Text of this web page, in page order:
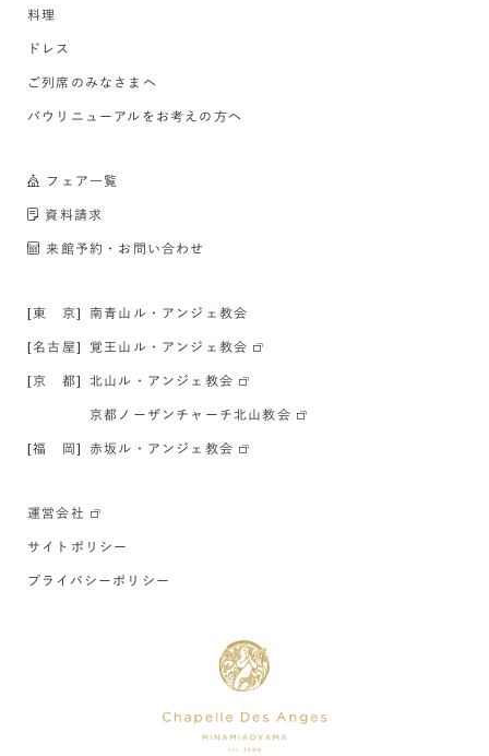
料理
ドレス
ご列席のみなさまへ
バウリニューアルをお考えの方へ
フェア一覧
資料請求
来館予約・お問い合わせ
[東 京] 南青山ル・アンジェ教会
[名古屋] 覚王山ル・アンジェ教会
[京 都] 北山ル・アンジェ教会
京都ノーザンチャーチ北山教会
[福 岡] 赤坂ル・アンジェ教会
運営会社
サイトポリシー
プライバシーポリシー